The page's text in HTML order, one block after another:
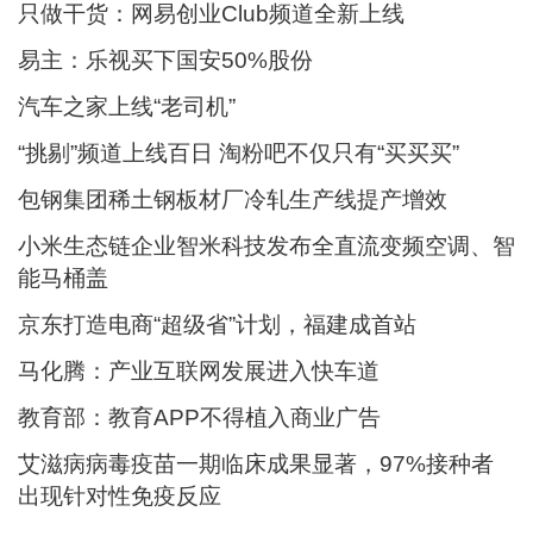
只做干货：网易创业Club频道全新上线
易主：乐视买下国安50%股份
汽车之家上线“老司机”
“挑剔”频道上线百日 淘粉吧不仅只有“买买买”
包钢集团稀土钢板材厂冷轧生产线提产增效
小米生态链企业智米科技发布全直流变频空调、智
能马桶盖
京东打造电商“超级省”计划，福建成首站
马化腾：产业互联网发展进入快车道
教育部：教育APP不得植入商业广告
艾滋病病毒疫苗一期临床成果显著，97%接种者
出现针对性免疫反应